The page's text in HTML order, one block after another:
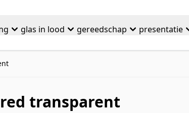
glas in lood gereedschap presentatie
transparent